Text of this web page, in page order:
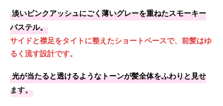
淡いピンクアッシュにごく薄いグレーを重ねたスモーキー
パステル。
サイドと襟足をタイトに整えたショートベースで、前髪はゆ
るく流す設計です。
光が当たると透けるようなトーンが髪全体をふわりと見せ
ます。